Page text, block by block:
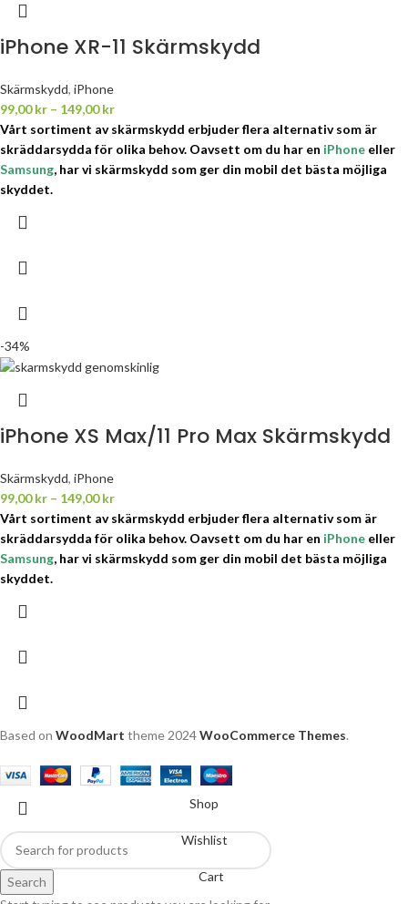
iPhone XR-11 Skärmskydd
Skärmskydd, iPhone
99,00kr – 149,00kr
Vårt sortiment av skärmskydd erbjuder flera alternativ som är
skräddarsydda för olika behov. Oavsett om du har en iPhone eller
Samsung, har vi skärmskydd som ger din mobil det bästa möjliga
skyddet.
-34%
iPhone XS Max/11 Pro Max Skärmskydd
Skärmskydd, iPhone
99,00kr – 149,00kr
Vårt sortiment av skärmskydd erbjuder flera alternativ som är
skräddarsydda för olika behov. Oavsett om du har en iPhone eller
Samsung, har vi skärmskydd som ger din mobil det bästa möjliga
skyddet.
Based on WoodMart theme 2024WooCommerce Themes.
Search
Shop
Wishlist
Cart